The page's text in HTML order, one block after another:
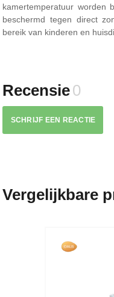
kamertemperatuur worden
beschermd tegen direct
bereik van kinderen en
Recensie0
SCHRIJF EEN REACTIE
Vergelijkbare